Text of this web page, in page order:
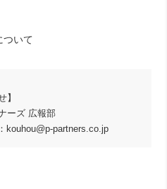
ついて
】
ーズ 広報部
kouhou@p-partners.co.jp